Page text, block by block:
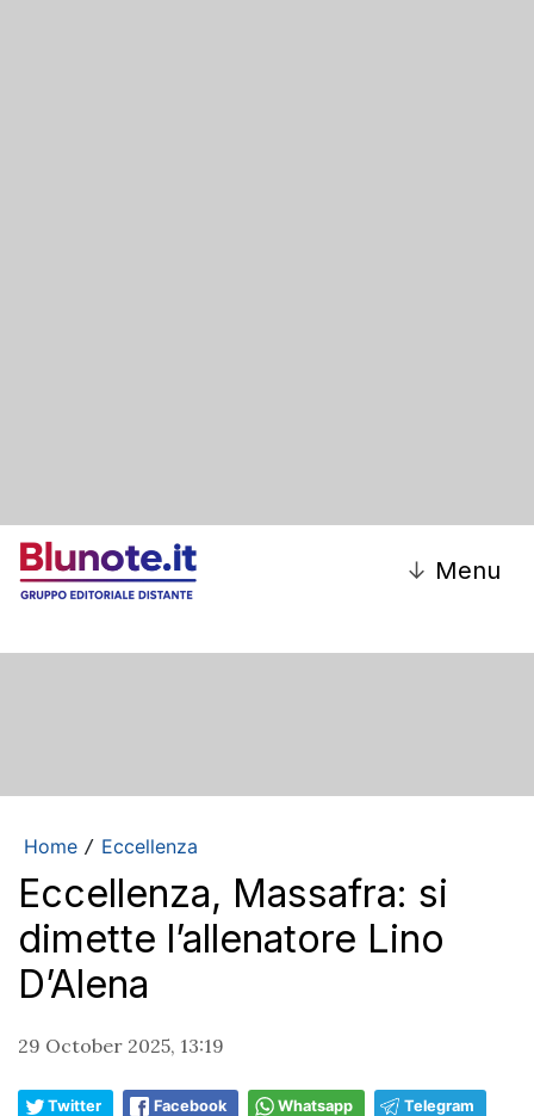
↓ Menu
Home / Eccellenza
Eccellenza, Massafra: si
dimette l’allenatore Lino
D’Alena
29 October 2025, 13:19
Twitter Facebook Whatsapp Telegram